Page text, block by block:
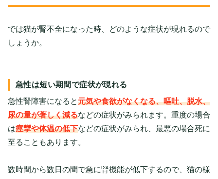
では猫が腎不全になった時、どのような症状が現れるので
しょうか。
急性は短い期間で症状が現れる
急性腎障害になると元気や食欲がなくなる、嘔吐、脱水、
尿の量が著しく減るなどの症状がみられます。重度の場合
は痙攣や体温の低下などの症状がみられ、最悪の場合死に
至ることもあります。
数時間から数日の間で急に腎機能が低下するので、猫の様